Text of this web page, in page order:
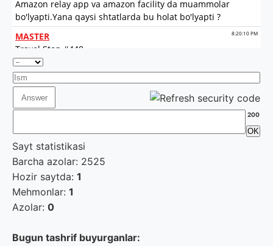
200
Sayt statistikasi
Barcha azolar: 2525
Hozir saytda: 1
Mehmonlar: 1
Azolar: 0
Bugun tashrif buyurganlar: